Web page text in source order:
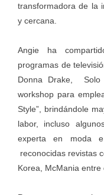
transformadora de la
y cercana.
Angie ha
programas de
Donna Drake, Solo
workshop para
Style”, brindándole
labor, incluso
experta en moda
reconocidas revistas
Korea, McMania entre